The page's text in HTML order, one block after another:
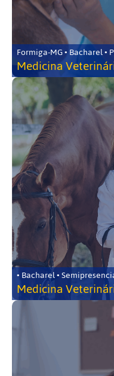
Formiga-MG • Bacharel •
Medicina
• Bacharel •
Medicina